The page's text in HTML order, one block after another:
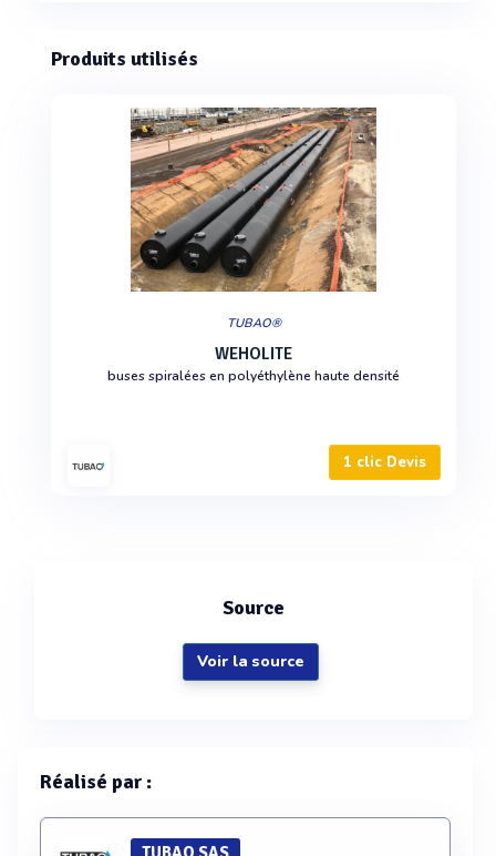
Produits utilisés
TUBAO®
WEHOLITE
buses spiralées en polyéthylène haute densité
1 clic Devis
Source
Voir la source
Réalisé par :